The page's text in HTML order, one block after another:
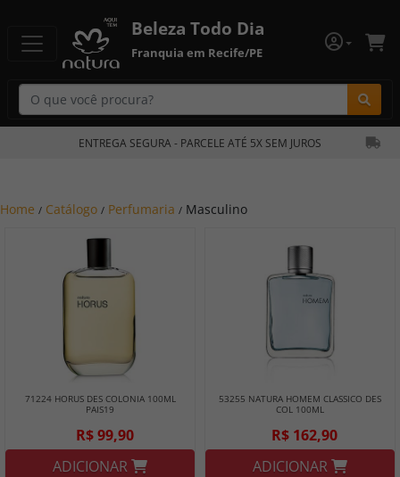
Beleza Todo Dia
Franquia em Recife/PE
ENTREGA SEGURA - PARCELE ATÉ 5X SEM JUROS
Home / Catálogo / Perfumaria / Masculino
71224 HORUS DES COLONIA 100ML
PAIS19
R$ 99,90
ADICIONAR
53255 NATURA HOMEM CLASSICO DES
COL 100ML
R$ 162,90
ADICIONAR